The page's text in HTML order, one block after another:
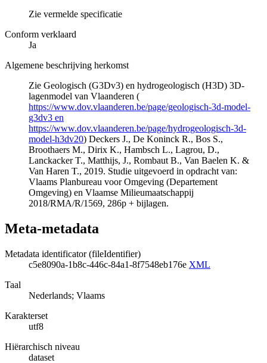
Zie vermelde specificatie
Conform verklaard
Ja
Algemene beschrijving herkomst
Zie Geologisch (G3Dv3) en hydrogeologisch (H3D) 3D-
lagenmodel van Vlaanderen (
https://www.dov.vlaanderen.be/page/geologisch-3d-model-
g3dv3 en
https://www.dov.vlaanderen.be/page/hydrogeologisch-3d-
model-h3dv20) Deckers J., De Koninck R., Bos S.,
Broothaers M., Dirix K., Hambsch L., Lagrou, D.,
Lanckacker T., Matthijs, J., Rombaut B., Van Baelen K. &
Van Haren T., 2019. Studie uitgevoerd in opdracht van:
Vlaams Planbureau voor Omgeving (Departement
Omgeving) en Vlaamse Milieumaatschappij
2018/RMA/R/1569, 286p + bijlagen.
Meta-metadata
Metadata identificator (fileIdentifier)
c5e8090a-1b8c-446c-84a1-8f7548eb176e XML
Taal
Nederlands; Vlaams
Karakterset
utf8
Hiërarchisch niveau
dataset